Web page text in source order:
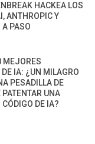
HACKEA LOS
ANTHROPIC Y
PASO
MEJORES
IA: ¿UN MILAGRO
PESADILLA DE
UNA
DE IA?